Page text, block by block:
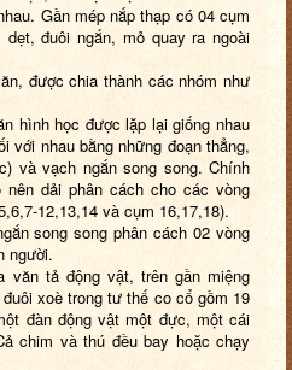
Gần mép nắp thạp có 04 cụm
đuôi ngắn, mỏ quay ra ngoài
được chia thành các nhóm như
hình học được lặp lại giống nhau
với nhau bằng những đoạn thẳng,
và vạch ngắn song song. Chính
dải phân cách cho các vòng
12,13,14 và cụm 16,17,18).
song song phân cách 02 vòng
người.
văn tả động vật, trên gần miệng
xoè trong tư thế co cổ gồm 19
đàn động vật một đực, một cái
chim và thú đều bay hoặc chạy